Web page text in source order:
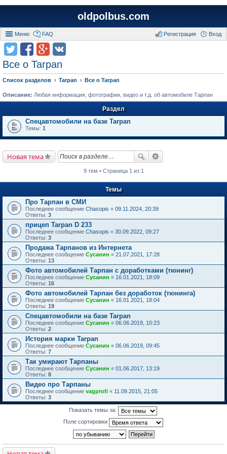
oldpolbus.com
Меню FAQ Вход
Регистрация
Все о Tarpan
Список разделов Tarpan Все о Tarpan
Описание: Любая информация, фотографии, видео и т.д. об автомобиле Тарпан
Раздел
Спецавтомобили на базе Tarpan
Темы: 1
Новая тема
9 тем • Страница 1 из 1
Темы
Про Тарпан в СМИ
Последнее сообщение Chasopis « 09.11.2024, 20:39
Ответы: 3
прицеп Tarpan D 233
Последнее сообщение Chasopis « 30.09.2022, 09:27
Ответы: 3
Продажа Тарпанов из Интернета
Последнее сообщение Сусанин « 21.07.2021, 17:28
Ответы: 13
Фото автомобилей Тарпан c доработками (тюнинг)
Последнее сообщение Сусанин « 16.01.2021, 18:09
Ответы: 16
Фото автомобилей Тарпан без доработок (тюнинга)
Последнее сообщение Сусанин « 16.01.2021, 18:04
Ответы: 19
Спецавтомобили на базе Tarpan
Последнее сообщение Сусанин « 06.06.2019, 10:23
Ответы: 2
История марки Tarpan
Последнее сообщение Сусанин « 06.06.2019, 09:45
Ответы: 7
Так умирают Тарпаны
Последнее сообщение Сусанин « 01.06.2017, 13:19
Ответы: 8
Видео про Тарпаны
Последнее сообщение vagprofi « 11.09.2015, 21:05
Ответы: 3
Показать темы за:
Поле сортировки